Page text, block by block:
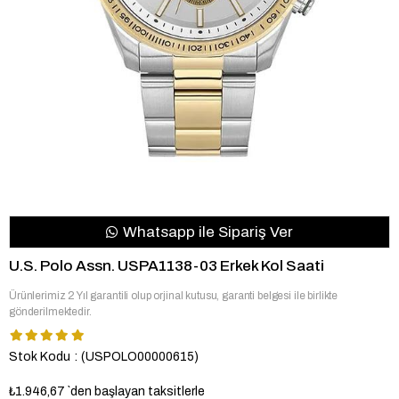
Whatsapp ile Sipariş Ver
U.S. Polo Assn. USPA1138-03 Erkek Kol Saati
Ürünlerimiz 2 Yıl garantili olup orjinal kutusu, garanti belgesi ile birlikte
gönderilmektedir.
Stok Kodu (USPOLO00000615)
₺1.946,67 `den başlayan taksitlerle